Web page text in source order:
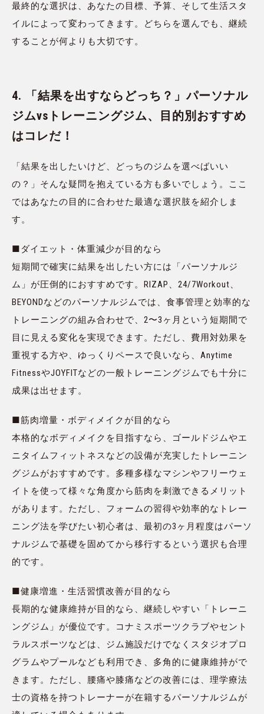
最終的な選択は、あなたの目標、予算、そして生活スタ
イルによって変わってきます。どちらを選んでも、継続
することが何よりも大切です。
4. 「結果を出すならどっち？」パーソナル
ジムvsトレーニングジム、目的別おすすめ
はコレだ！
「結果を出したいけど、どっちのジムを選べばいい
の？」そんな疑問を抱えている方も多いでしょう。ここ
ではあなたの目的に合わせた最適な選択肢を紹介しま
す。
■ダイエット・体重減少が目的なら
短期間で確実に結果を出したい方には「パーソナルジ
ム」が圧倒的におすすめです。RIZAP、24/7Workout、
BEYONDなどのパーソナルジムでは、食事管理と効率的な
トレーニングの組み合わせで、2〜3ヶ月という短期間で
目に見える変化を実現できます。ただし、費用対効果を
重視する方や、ゆっくりペースで良いなら、Anytime
FitnessやJOYFITなどの一般トレーニングジムでも十分に
成果は出せます。
■筋肉増量・ボディメイクが目的なら
本格的なボディメイクを目指すなら、ゴールドジムやエ
ニタイムフィットネスなどの設備が充実したトレーニン
グジムがおすすめです。多種多様なマシンやフリーウェ
イトを使って様々な角度から筋肉を刺激できるメリット
があります。ただし、フォームの習得や効率的なトレー
ニング法を学びたい初心者は、最初の3ヶ月程度はパーソ
ナルジムで基礎を固めてから移行するという選択も合理
的です。
■健康増進・生活習慣改善が目的なら
長期的な健康維持が目的なら、継続しやすい「トレーニ
ングジム」が優位です。コナミスポーツクラブやセント
ラルスポーツなどは、ジム施設だけでなくスタジオプロ
グラムやプールなども利用でき、多角的に健康維持がで
きます。ただし、腰痛や膝痛などの改善には、理学療法
士の資格を持つトレーナーが在籍するパーソナルジムが